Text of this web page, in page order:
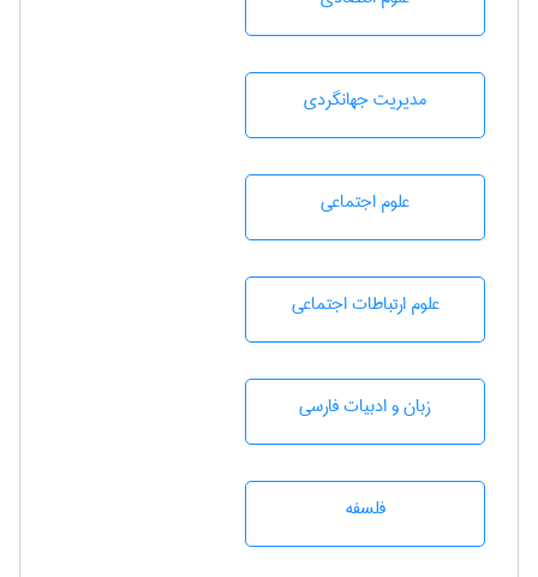
مديريت جهانگردی
علوم اجتماعی
علوم ارتباطات اجتماعی
زبان و ادبيات فارسی
فلسفه